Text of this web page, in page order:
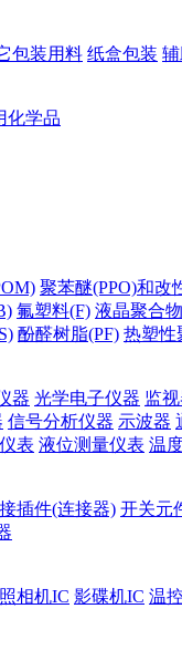
包装用料 纸盒包装
化学品
聚苯醚(PPO)和改
氟塑料(F) 液晶聚合
酚醛树脂(PF) 热塑性
器 光学电子仪器 监
信号分析仪器 示波器
表 液位测量仪表 温
接插件(连接器) 开关元
照相机IC 影碟机IC 温